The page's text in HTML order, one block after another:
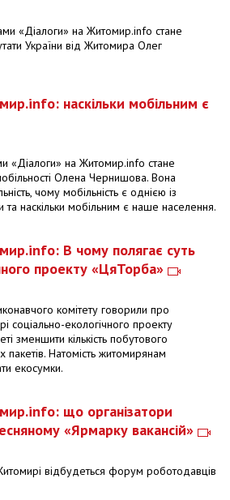
«Діалоги» на Житомир.info стане
України від Житомира Олег
наскільки мобільним є
«Діалоги» на Житомир.info стане
Олена Чернишова. Вона
чому мобільність є однією із
наскільки мобільним є наше населення.
В чому полягає суть
проекту «ЦяТорба»
комітету говорили про
соціально-екологічного проекту
зменшити кількість побутового
пакетів. Натомість житомирянам
екосумки.
що організатори
«Ярмарку вакансій»
відбудеться форум роботодавців